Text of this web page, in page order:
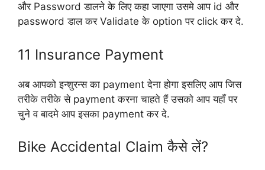
और Password डालने के लिए कहा जाएगा उसमे आप id और
password डाल कर Validate के option पर click कर दे.
11 Insurance Payment
अब आपको इन्शुरन्स का payment देना होगा इसलिए आप जिस
तरीके तरीके से payment करना चाहते हैं उसको आप यहाँ पर
चुने व बादमे आप इसका payment कर दे.
Bike Accidental Claim कैसे लें?